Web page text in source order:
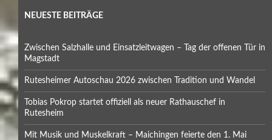
NEUESTE BEITRÄGE
Zwischen Salzhalle und Einsatzleitwagen – Tag der offenen Tür in
Magstadt
Rutesheimer Autoschau 2026 zwischen Tradition und Wandel
Tobias Pokrop startet offiziell als neuer Rathauschef in
Rutesheim
Mit Musik und Muskelkraft – Maichingen feierte den 1. Mai